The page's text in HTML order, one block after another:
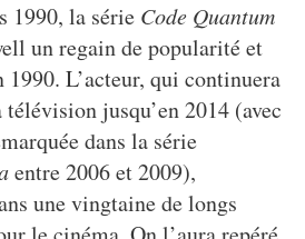
1990, la série Code Quantum
un regain de popularité et
L’acteur, qui continuera
jusqu’en 2014 (avec
dans la série
entre 2006 et 2009),
une vingtaine de longs